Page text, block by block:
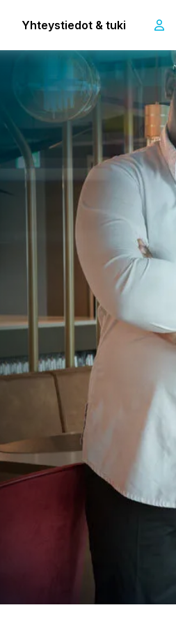
Yhteystiedot & tuki